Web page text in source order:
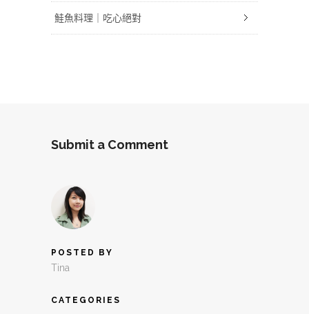
鮭魚料理｜吃心絕對
Submit a Comment
POSTED BY
Tina
CATEGORIES